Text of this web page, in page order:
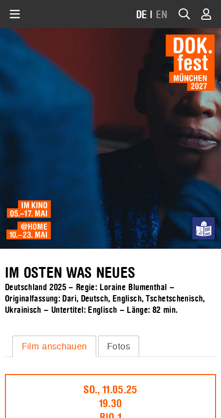
DE | EN
IM OSTEN WAS NEUES
Deutschland 2025 – Regie: Loraine Blumenthal –
Originalfassung: Dari, Deutsch, Englisch, Tschetschenisch,
Ukrainisch – Untertitel: Englisch – Länge: 82 min.
Film anschauen Fotos
SO., 11.05.25
19.30